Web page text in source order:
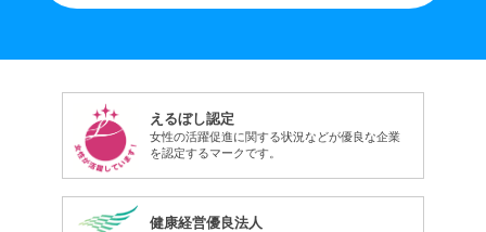
えるぼし認定
女性の活躍促進に関する状況などが優良な企業
を認定するマークです。
健康経営優良法人